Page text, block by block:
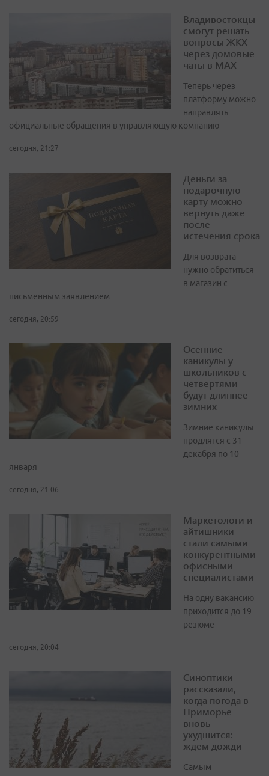
Владивостокцы
смогут решать
вопросы ЖКХ
через домовые
чаты в МАХ
Теперь через
платформу можно
направлять
официальные обращения в управляющую компанию
сегодня, 21:27
Деньги за
подарочную
карту можно
вернуть даже
после
истечения срока
Для возврата
нужно обратиться
в магазин с
письменным заявлением
сегодня, 20:59
Осенние
каникулы у
школьников с
четвертями
будут длиннее
зимних
Зимние каникулы
продлятся с 31
декабря по 10
января
сегодня, 21:06
Маркетологи и
айтишники
стали самыми
конкурентными
офисными
специалистами
На одну вакансию
приходится до 19
резюме
сегодня, 20:04
Синоптики
рассказали,
когда погода в
Приморье
вновь
ухудшится:
ждем дожди
Самым